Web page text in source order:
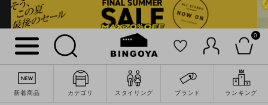
0
新着商品 カテゴリ スタイリング ブランド ランキング
詳細検索